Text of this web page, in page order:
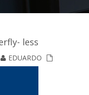
less
EDUARDO